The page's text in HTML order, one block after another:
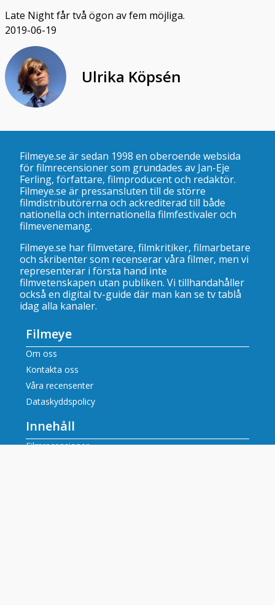
Late Night får två ögon av fem möjliga.
2019-06-19
Ulrika Köpsén
Filmeye.se är sedan 1998 en oberoende websida
för filmrecensioner som grundades av Jan-Eje
Ferling, författare, filmproducent och redaktör.
Filmeye.se är pressansluten till de större
filmdistributörerna och ackrediterad till både
nationella och internationella filmfestivaler och
filmevenemang.
Filmeye.se har filmvetare, filmkritiker, filmarbetare
och skribenter som recenserar våra filmer, men vi
representerar i första hand inte
filmvetenskapen utan publiken. Vi tillhandahåller
också en digital tv-guide där man kan se tv tablå
idag alla kanaler.
Filmeye
Om oss
Kontakta oss
Våra recensenter
Dataskyddspolicy
Innehåll
Filmrecensioner